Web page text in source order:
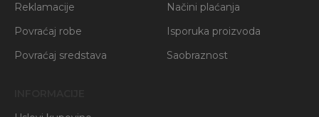
Reklamacije
Povraćaj robe
Povraćaj sredstava
Načini plaćanja
Isporuka proizvoda
Saobraznost